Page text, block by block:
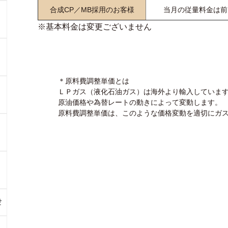
合成CP／MB採用のお客様 当月の従量料金は
※基本料金は変更ございません
＊原料費調整単価とは
ＬＰガス（液化石油ガス）は海外より輸入していま
原油価格や為替レートの動きに よって変動します。
原料費調整単価は、このような価格変動を適切にガ